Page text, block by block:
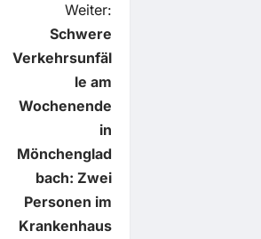
Weiter:
Schwere
Verkehrsunfäl
le am
Wochenende
in
Mönchenglad
bach: Zwei
Personen im
Krankenhaus